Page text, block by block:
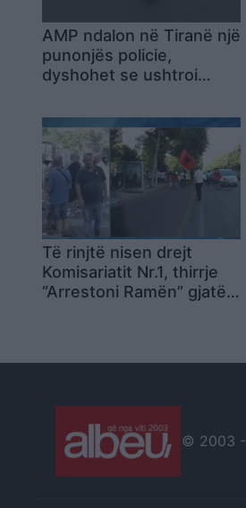
AMP ndalon në Tiranë një
punonjës policie,
dyshohet se ushtroi
mitur
Të rinjtë nisen drejt
Komisariatit Nr.1, thirrje
“Arrestoni Ramën” gjatë
© 2003 -